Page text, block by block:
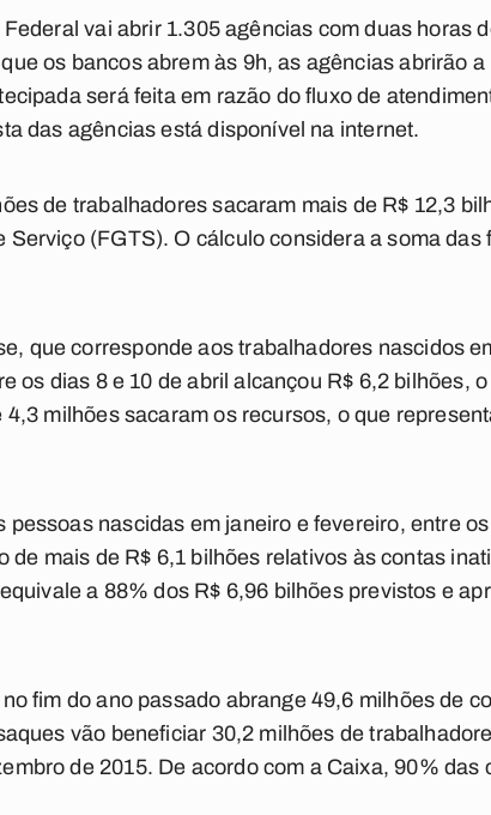
vai abrir 1.305 agências com duas horas
os bancos abrem às 9h, as agências abrirão a
será feita em razão do fluxo de
das agências está disponível na internet.
de trabalhadores sacaram mais de R$ 12,3
Serviço (FGTS). O cálculo considera a soma das
que corresponde aos trabalhadores nascidos
os dias 8 e 10 de abril alcançou R$ 6,2 bilhões,
milhões sacaram os recursos, o que
nascidas em janeiro e fevereiro, entre
de mais de R$ 6,1 bilhões relativos às contas
a 88% dos R$ 6,96 bilhões previstos e
fim do ano passado abrange 49,6 milhões de
vão beneficiar 30,2 milhões de
de 2015. De acordo com a Caixa, 90% das